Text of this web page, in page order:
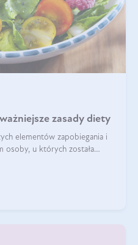
zasady diety
elementów zapobiegania i
osoby, u których została